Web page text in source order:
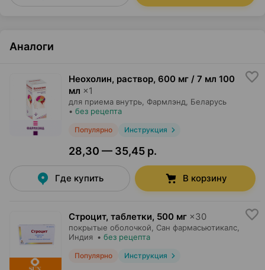
Аналоги
Неохолин, раствор, 600 мг / 7 мл 100
мл ×1
для приема внутрь, Фармлэнд, Беларусь
• без рецепта
Популярно Инструкция
28,30 — 35,45 р.
Где купить В корзину
Строцит, таблетки, 500 мг ×30
покрытые оболочкой, Сан фармасьютикалс,
Индия • без рецепта
Популярно Инструкция